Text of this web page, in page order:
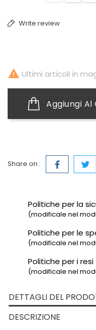
Write review
 Ultimi articoli in
Aggiungi
Share on :
Politiche per la
(modificale nel
Politiche per le
(modificale nel
Politiche per i resi
(modificale nel
DETTAGLI DEL
DESCRIZIONE